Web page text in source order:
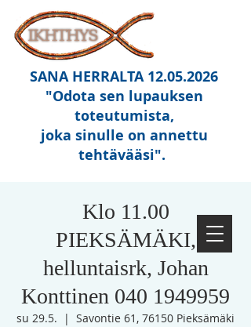
SANA HERRALTA 12.05.2026
"Odota sen lupauksen
toteutumista,
joka sinulle on annettu
tehtävääsi".
Klo 11.00
PIEKSÄMÄKI,
helluntaisrk, Johan
Konttinen 040 1949959
su 29.5.
  |
Savontie 61, 76150 Pieksämäki